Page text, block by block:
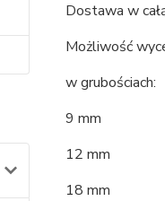
Dostawa w
Możliwość
w grubościach:
9 mm
12 mm
18 mm